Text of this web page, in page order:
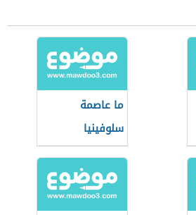
ما عاصمة
سلوفينيا